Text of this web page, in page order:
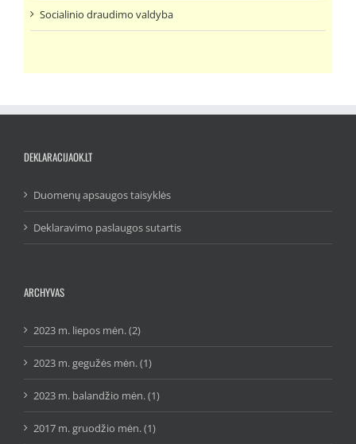
Socialinio draudimo valdyba
DEKLARACIJAOK.LT
Duomenų apsaugos taisyklės
Deklaravimo paslaugos sutartis
ARCHYVAS
2023 m. liepos mėn. (2)
2023 m. gegužės mėn. (1)
2023 m. balandžio mėn. (1)
2017 m. gruodžio mėn. (1)